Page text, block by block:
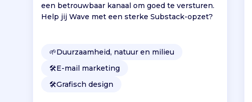
een betrouwbaar kanaal om goed te versturen.
Help jij Wave met een sterke Substack-opzet?
🌱Duurzaamheid, natuur en milieu
🛠️E-mail marketing
🛠️Grafisch design